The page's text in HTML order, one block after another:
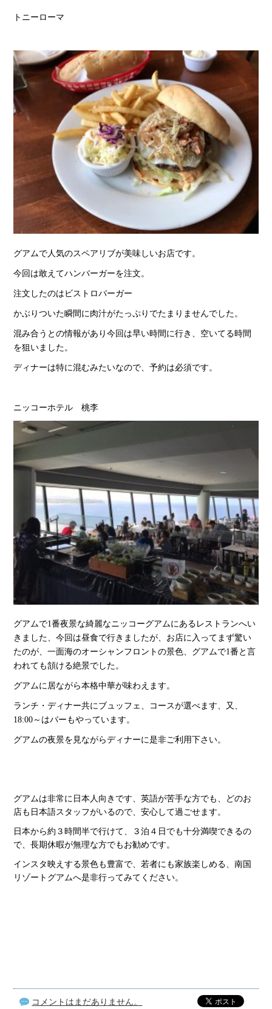
トニーローマ
グアムで人気のスペアリブが美味しいお店です。
今回は敢えてハンバーガーを注文。
注文したのはビストロバーガー
かぶりついた瞬間に肉汁がたっぷりでたまりませんでした。
混み合うとの情報があり今回は早い時間に行き、空いてる時間
を狙いました。
ディナーは特に混むみたいなので、予約は必須です。
ニッコーホテル 桃李
グアムで1番夜景な綺麗なニッコーグアムにあるレストランへい
きました、今回は昼食で行きましたが、お店に入ってまず驚い
たのが、一面海のオーシャンフロントの景色、グアムで1番と言
われても頷ける絶景でした。
グアムに居ながら本格中華が味わえます。
ランチ・ディナー共にブュッフェ、コースが選べます、又、
18:00 ～はバーもやっています。
グアムの夜景を見ながらディナーに是非ご利用下さい。
グアムは非常に日本人向きです、英語が苦手な方でも、どのお
店も日本語スタッフがいるので、安心して過ごせます。
日本から約３時間半で行けて、３泊４日でも十分満喫できるの
で、長期休暇が無理な方でもお勧めです。
インスタ映えする景色も豊富で、若者にも家族楽しめる、南国
リゾートグアムへ是非行ってみてください。
コメントはまだありません。